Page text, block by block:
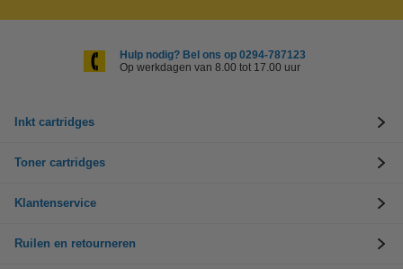
Hulp nodig? Bel ons op 0294-787123
Op werkdagen van 8.00 tot 17.00 uur
Inkt cartridges
Toner cartridges
Klantenservice
Ruilen en retourneren